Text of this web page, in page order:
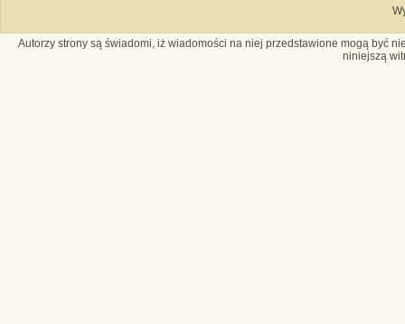
Autorzy strony są świadomi, iż wiadomości na niej przedstawione mogą być
niniejszą